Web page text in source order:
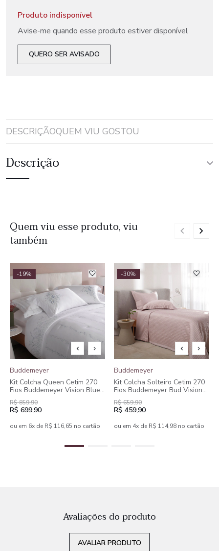
Produto indisponível
Avise-me quando esse produto estiver disponível
QUERO SER AVISADO
DESCRIÇÃOQUEM VIU GOSTOU
Descrição
Quem viu esse produto, viu
também
-19%
Buddemeyer
Kit Colcha Queen Cetim 270
Fios Buddemeyer Vision Blue
Daisy 100% Algodão
Penteado Estampado 3 peças
R$ 859,90
R$ 699,90
ou em 6x de R$ 116,65 no cartão
-30%
Buddemeyer
Kit Colcha Solteiro Cetim 270
Fios Buddemeyer Bud Vision
New Colors II 100% Algodão
Penteado 2 peças
R$ 659,90
R$ 459,90
ou em 4x de R$ 114,98 no cartão
Avaliações do produto
AVALIAR PRODUTO